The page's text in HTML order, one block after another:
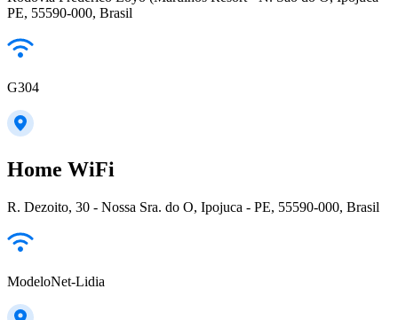
PE, 55590-000, Brasil
G304
Home WiFi
R. Dezoito, 30 - Nossa Sra. do O, Ipojuca - PE, 55590-000, Brasil
ModeloNet-Lidia